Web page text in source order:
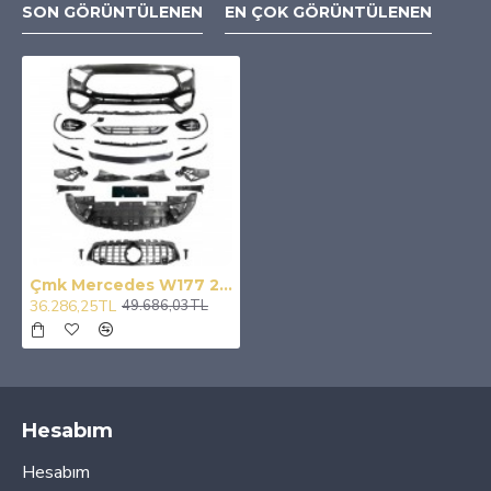
SON GÖRÜNTÜLENEN EN ÇOK GÖRÜNTÜLENEN
Çmk Mercedes W177 2019+ A45 Ön Tampon Panjur Seti
36.286,25TL 49.686,03TL
Hesabım
Hesabım